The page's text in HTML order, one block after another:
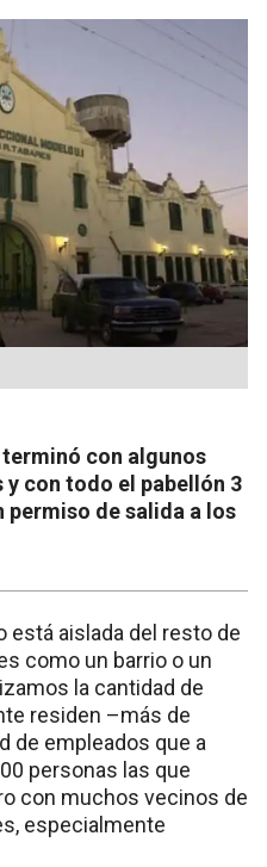
con algunos
y con todo el pabellón 3
permiso de salida a los
está aislada del resto de
como un barrio o un
la cantidad de
residen –más de
de empleados que a
personas las que
con muchos vecinos de
especialmente